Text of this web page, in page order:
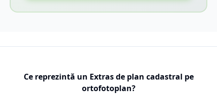
Ce reprezintă un Extras de plan cadastral pe
ortofotoplan?